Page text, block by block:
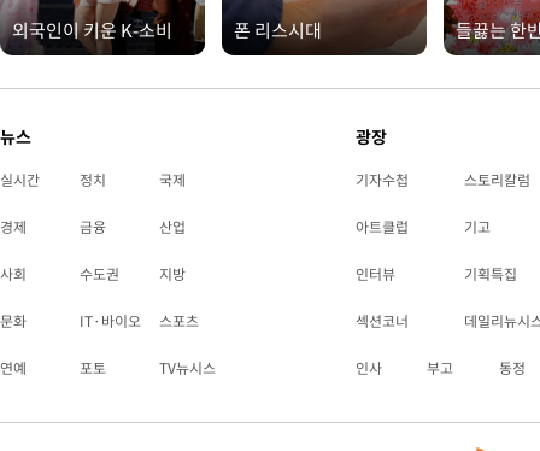
외국인이 키운 K-소비 폰 리스시대 들끓는 한
뉴스
실시간 정치 국제
경제 금융 산업
사회 수도권 지방
문화 IT·바이오 스포츠
연예 포토 TV뉴시스
광장
기자수첩 스토리칼럼
아트클럽 기고
인터뷰 기획특집
섹션코너 데일리뉴시
인사 부고 동정